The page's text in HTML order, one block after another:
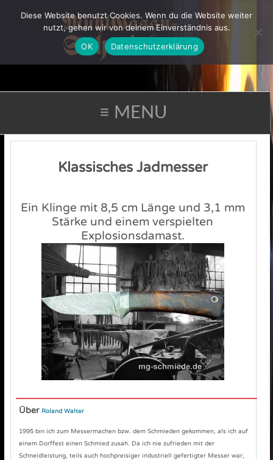
≡ MENU
Klassisches Jadmesser
Ein Klinge mit 8,5 cm Länge und 3,1 mm
Stärke und einem verspielten
Explosionsdamast.
Über Roland Walter
1995 bin ich zum Messermachen bzw. dem Schmieden gekommen, als ich auf
einem Dorffest einen Schmied zusah. Da ich nie zufrieden mit der
Schneidleistung, teils auch hochpreisiger industriell gefertigter Messer war,
Diese Website benutzt Cookies. Wenn du die Website weiter
nutzt, gehen wir von deinem Einverständnis aus.
OK
Datenschutzerklärung